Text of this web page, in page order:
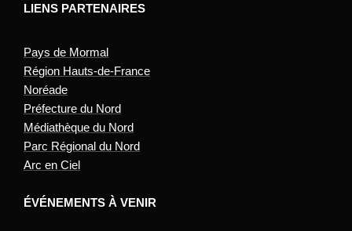
LIENS PARTENAIRES
Pays de Mormal
Région Hauts-de-France
Noréade
Préfecture du Nord
Médiathèque du Nord
Parc Régional du Nord
Arc en Ciel
ÉVÉNEMENTS À VENIR